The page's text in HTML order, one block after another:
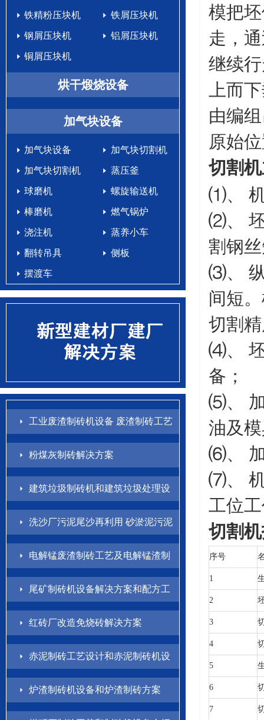
铁精粉压块机 铁屑压块机
钢屑压块机 铝屑压块机
铜屑压块机
烘干煅烧设备
加气块设备
加气块设备 加气块切割机
加气块切割机 蒸压釜
球磨机 螺旋输送机
棒磨机 燃气锅炉
浇注机 蒸养小车
翻转吊具 侧板
摆渡车
工业废渣制砖机设备 废渣制砖工艺
配方
粉煤灰制砖解决方案
建筑垃圾制砖机和建筑垃圾处理设
备解决方案
洗沙厂污泥尾沙再利用 砂淤泥污泥
制砖方案
电解锰废渣制砖工艺及电解锰渣制
砖机设备介绍
尾矿制砖机设备解决方案和配方工
艺
红砖厂改造免烧砖解决方案
赤泥制砖工艺设计和赤泥制砖机设
备方案
炉渣制砖机设备和炉渣制砖方案
模把
走，
继续
上而
由编
原始
切割
⑴、
⑵、 坯
割钢
⑶、
间短
切割
⑷、
备；
⑸、
油及
⑹、
⑺、
工位
切割
序号
1
2
3
4
5
6
7